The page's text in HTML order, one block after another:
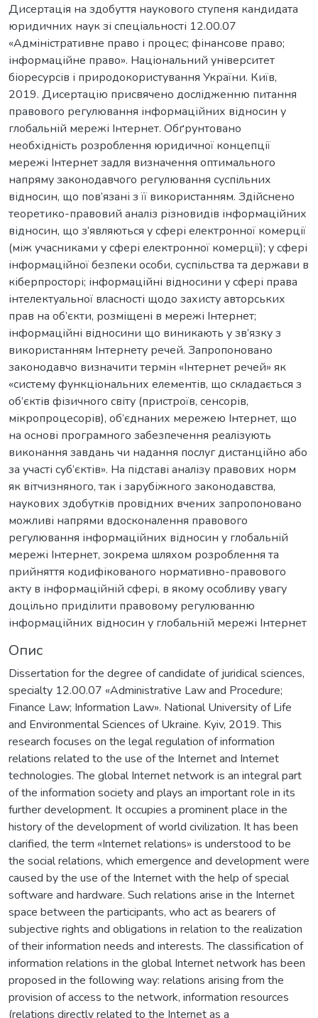
Дисертація на здобуття наукового ступеня кандидата
юридичних наук зі спеціальності 12.00.07
«Адміністративне право і процес; фінансове право;
інформаційне право». Національний університет
біоресурсів і природокористування України. Київ,
2019. Дисертацію присвячено дослідженню питання
правового регулювання інформаційних відносин у
глобальній мережі Інтернет. Обґрунтовано
необхідність розроблення юридичної концепції
мережі Інтернет задля визначення оптимального
напряму законодавчого регулювання суспільних
відносин, що пов’язані з її використанням. Здійснено
теоретико-правовий аналіз різновидів інформаційних
відносин, що з’являються у сфері електронної комерції
(між учасниками у сфері електронної комерції); у сфері
інформаційної безпеки особи, суспільства та держави в
кіберпросторі; інформаційні відносини у сфері права
інтелектуальної власності щодо захисту авторських
прав на об’єкти, розміщені в мережі Інтернет;
інформаційні відносини що виникають у зв’язку з
використанням Інтернету речей. Запропоновано
законодавчо визначити термін «Інтернет речей» як
«систему функціональних елементів, що складається з
об’єктів фізичного світу (пристроїв, сенсорів,
мікропроцесорів), об’єднаних мережею Інтернет, що
на основі програмного забезпечення реалізують
виконання завдань чи надання послуг дистанційно або
за участі суб’єктів». На підставі аналізу правових норм
як вітчизняного, так і зарубіжного законодавства,
наукових здобутків провідних вчених запропоновано
можливі напрями вдосконалення правового
регулювання інформаційних відносин у глобальній
мережі Інтернет, зокрема шляхом розроблення та
прийняття кодифікованого нормативно-правового
акту в інформаційній сфері, в якому особливу увагу
доцільно приділити правовому регулюванню
інформаційних відносин у глобальній мережі Інтернет
Опис
Dissertation for the degree of candidate of juridical sciences,
specialty 12.00.07 «Administrative Law and Procedure;
Finance Law; Information Law». National University of Life
and Environmental Sciences of Ukraine. Kyiv, 2019. This
research focuses on the legal regulation of information
relations related to the use of the Internet and Internet
technologies. The global Internet network is an integral part
of the information society and plays an important role in its
further development. It occupies a prominent place in the
history of the development of world civilization. It has been
clarified, the term «Internet relations» is understood to be
the social relations, which emergence and development were
caused by the use of the Internet with the help of special
software and hardware. Such relations arise in the Internet
space between the participants, who act as bearers of
subjective rights and obligations in relation to the realization
of their information needs and interests. The classification of
information relations in the global Internet network has been
proposed in the following way: relations arising from the
provision of access to the network, information resources
(relations directly related to the Internet as a